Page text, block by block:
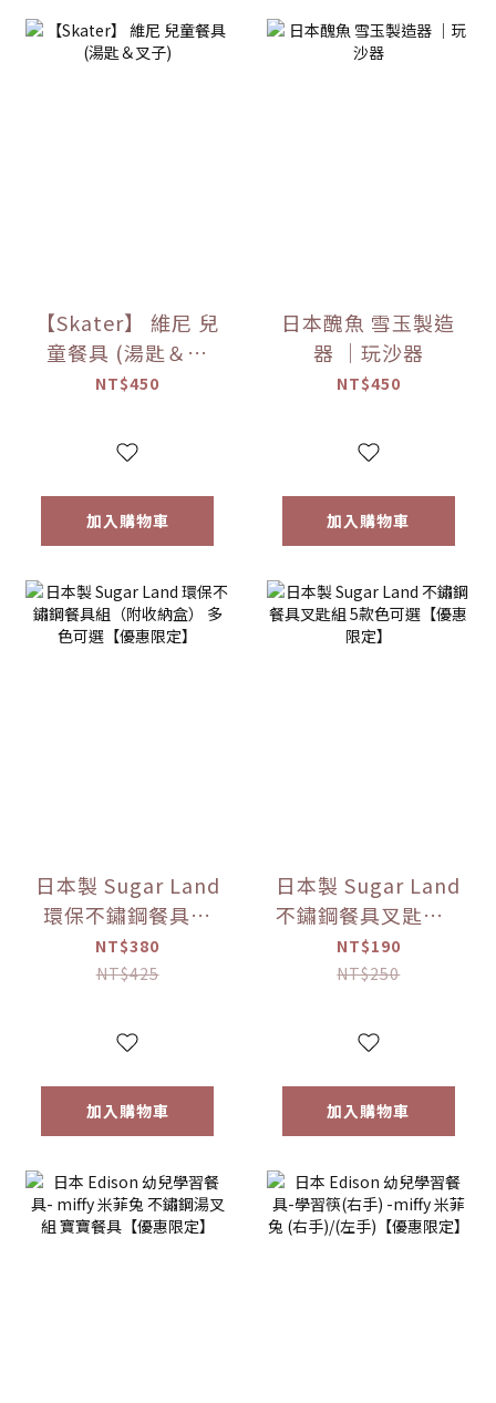
【Skater】 維尼 兒
童餐具 (湯匙＆叉
子)
NT$450
加入購物車
日本醜魚 雪玉製造
器 ｜玩沙器
NT$450
加入購物車
日本製 Sugar Land
環保不鏽鋼餐具組
（附收納盒） 多色
可選【優惠限定】
NT$380
NT$425
加入購物車
日本製 Sugar Land
不鏽鋼餐具叉匙組 5
款色可選【優惠限
定】
NT$190
NT$250
加入購物車